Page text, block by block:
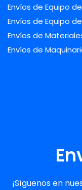
Envíos de Equipo
Envíos de Equipo
Envíos de
Envíos de
¡Síguenos en